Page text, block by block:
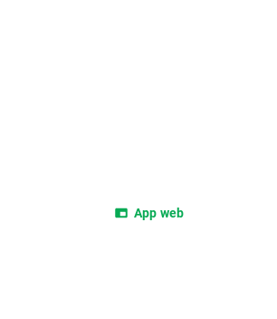
App web